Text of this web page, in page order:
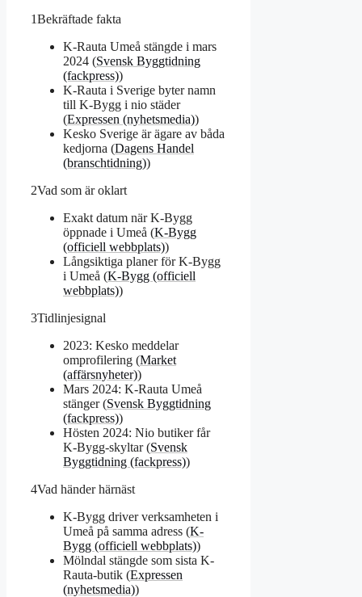
1Bekräftade fakta
K-Rauta Umeå stängde i mars
2024 (Svensk Byggtidning
(fackpress))
K-Rauta i Sverige byter namn
till K-Bygg i nio städer
(Expressen (nyhetsmedia))
Kesko Sverige är ägare av båda
kedjorna (Dagens Handel
(branschtidning))
2Vad som är oklart
Exakt datum när K-Bygg
öppnade i Umeå (K-Bygg
(officiell webbplats))
Långsiktiga planer för K-Bygg
i Umeå (K-Bygg (officiell
webbplats))
3Tidlinjesignal
2023: Kesko meddelar
omprofilering (Market
(affärsnyheter))
Mars 2024: K-Rauta Umeå
stänger (Svensk Byggtidning
(fackpress))
Hösten 2024: Nio butiker får
K-Bygg-skyltar (Svensk
Byggtidning (fackpress))
4Vad händer härnäst
K-Bygg driver verksamheten i
Umeå på samma adress (K-
Bygg (officiell webbplats))
Mölndal stängde som sista K-
Rauta-butik (Expressen
(nyhetsmedia))